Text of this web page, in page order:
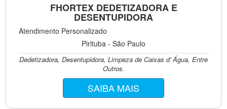
FHORTEX DEDETIZADORA E
DESENTUPIDORA
Atendimento Personalizado
Pirituba - São Paulo
Dedetizadora, Desentupidora, Limpeza de Caixas d' Água, Entre
Outros.
SAIBA MAIS